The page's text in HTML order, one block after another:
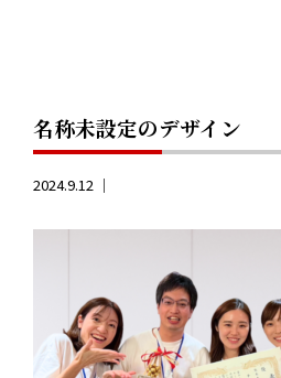
名称未設定のデザイン
2024.9.12 ｜